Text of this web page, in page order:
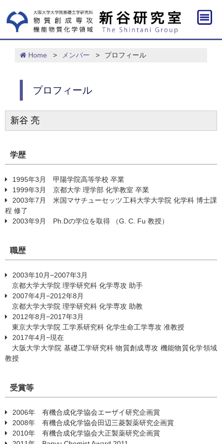
Home > メンバー > プロフィール
プロフィール
新谷 亮
学歴
1995年3月 甲陽学院高等学校 卒業
1999年3月 京都大学 理学部 化学教室 卒業
2003年7月 米国マサチューセッツ工科大学大学院 化学科 博士課
程 修了
2003年9月 Ph.Dの学位を取得 （G. C. Fu 教授）
職歴
2003年10月−2007年3月
京都大学大学院 理学研究科 化学専攻 助手
2007年4月−2012年8月
京都大学大学院 理学研究科 化学専攻 助教
2012年8月−2017年3月
東京大学大学院 工学系研究科 化学生命工学専攻 准教授
2017年4月−現在
大阪大学大学院 基礎工学研究科 物質創成専攻 機能物質化学領域
教授
受賞等
2006年 有機合成化学協会エーザイ研究企画賞
2008年 有機合成化学協会田辺三菱製薬研究企画賞
2010年 有機合成化学協会大正製薬研究企画賞